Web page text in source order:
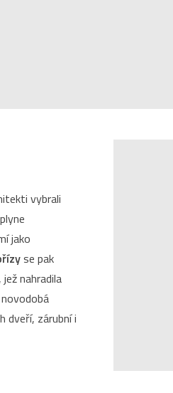
vybrali
jako
se pak
nahradila
dveří, zárubní i